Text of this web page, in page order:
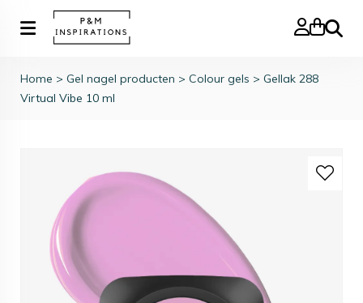
Zoeken
Home > Gel nagel producten > Colour gels > Gellak 288
Virtual Vibe 10 ml